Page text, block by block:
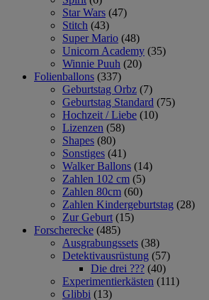
Star Wars (47)
Stitch (43)
Super Mario (48)
Unicorn Academy (35)
Winnie Puuh (20)
Folienballons (337)
Geburtstag Orbz (7)
Geburtstag Standard (75)
Hochzeit / Liebe (10)
Lizenzen (58)
Shapes (80)
Sonstiges (41)
Walker Ballons (14)
Zahlen 102 cm (5)
Zahlen 80cm (60)
Zahlen Kindergeburtstag (28)
Zur Geburt (15)
Forscherecke (485)
Ausgrabungssets (38)
Detektivausrüstung (57)
Die drei ??? (40)
Experimentierkästen (111)
Glibbi (13)